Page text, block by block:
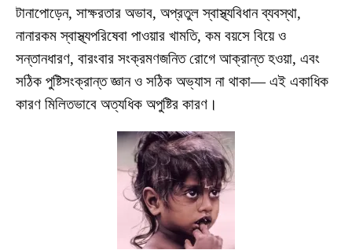
টানাপোড়েন, সাক্ষরতার অভাব, অপ্রতুল স্বাস্থ্যবিধান ব্যবস্থা,
নানারকম স্বাস্থ্যপরিষেবা পাওয়ার খামতি, কম বয়সে বিয়ে ও
সন্তানধারণ, বারংবার সংক্রমণজনিত রোগে আক্রান্ত হওয়া, এবং
সঠিক পুষ্টিসংক্রান্ত জ্ঞান ও সঠিক অভ্যাস না থাকা— এই একাধিক
কারণ মিলিতভাবে অত্যধিক অপুষ্টির কারণ।